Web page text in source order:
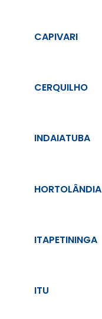
CAPIVARI
CERQUILHO
INDAIATUBA
HORTOLÂNDIA
ITAPETININGA
ITU